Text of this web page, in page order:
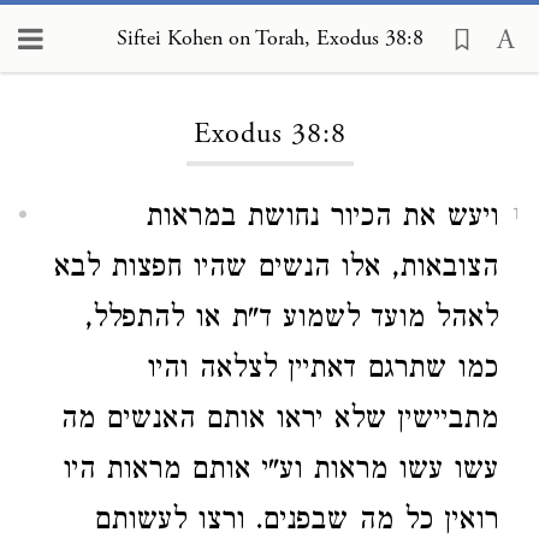
Siftei Kohen on Torah, Exodus 38:8
Exodus 38:8
1
ויעש את הכיור נחושת במראות
הצובאות, אלו הנשים שהיו חפצות לבא
לאהל מועד לשמוע ד"ת או להתפלל,
כמו שתרגם דאתיין לצלאה והיו
מתביישין שלא יראו אותם האנשים מה
עשו עשו מראות וע"י אותם מראות היו
רואין כל מה שבפנים. ורצו לעשותם